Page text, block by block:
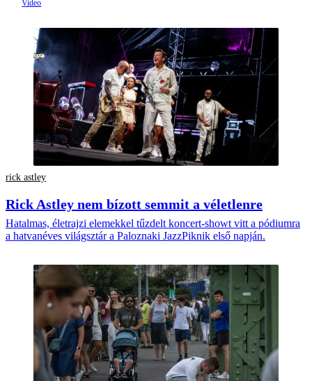
rick astley
Rick Astley nem bízott semmit a véletlenre
Hatalmas, életrajzi elemekkel tűzdelt koncert-showt vitt a pódiumra
a hatvanéves világsztár a Paloznaki JazzPiknik első napján.